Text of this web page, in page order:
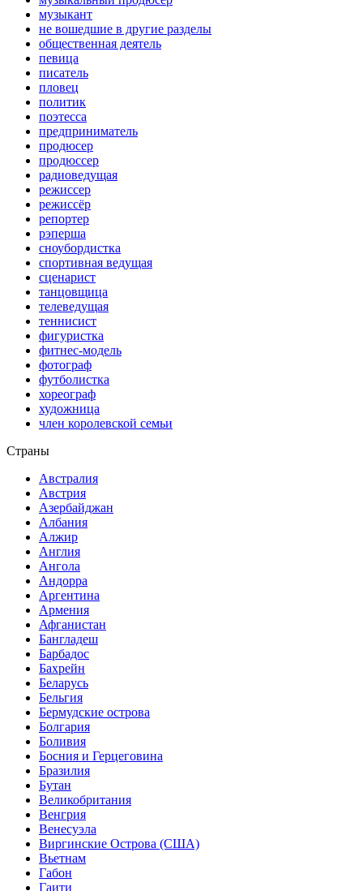
музыкант
не вошедшие в другие разделы
общественная деятель
певица
писатель
пловец
политик
поэтесса
предприниматель
продюсер
продюссер
радиоведущая
режиссер
режиссёр
репортер
рэперша
сноубордистка
спортивная ведущая
сценарист
танцовщица
телеведущая
теннисист
фигуристка
фитнес-модель
фотограф
футболистка
хореограф
художница
член королевской семьи
Страны
Австралия
Австрия
Азербайджан
Албания
Алжир
Англия
Ангола
Андорра
Аргентина
Армения
Афганистан
Бангладеш
Барбадос
Бахрейн
Беларусь
Бельгия
Бермудские острова
Болгария
Боливия
Босния и Герцеговина
Бразилия
Бутан
Великобритания
Венгрия
Венесуэла
Виргинские Острова (США)
Вьетнам
Габон
Гаити